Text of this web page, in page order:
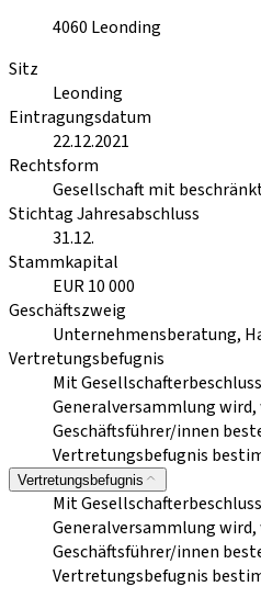
4060 Leonding
Sitz
Leonding
Eintragungsdatum
22.12.2021
Rechtsform
Gesellschaft mit
Stichtag Jahresabschluss
31.12.
Stammkapital
EUR 10 000
Geschäftszweig
Unternehmensberatung,
Vertretungsbefugnis
Mit
Generalversammlung
Geschäftsführer/innen
Vertretungsbefugnis
Vertretungsbefugnis
Mit
Generalversammlung
Geschäftsführer/innen
Vertretungsbefugnis